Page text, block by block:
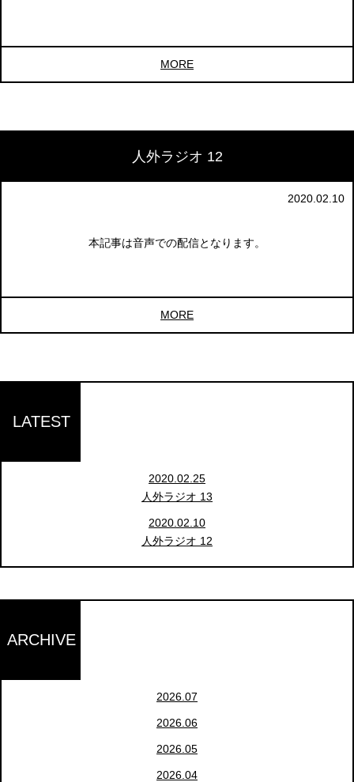
MORE
人外ラジオ 12
2020.02.10
本記事は音声での配信となります。
MORE
LATEST
2020.02.25
人外ラジオ 13
2020.02.10
人外ラジオ 12
ARCHIVE
2026.07
2026.06
2026.05
2026.04